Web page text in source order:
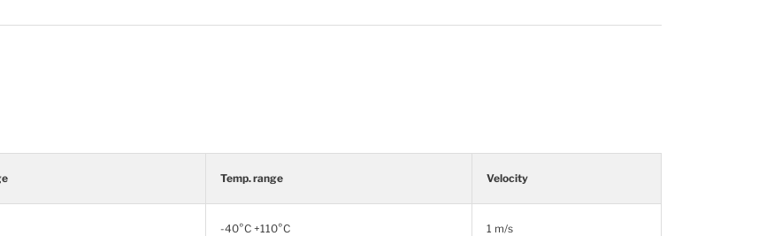
Temp. range Velocity
-40°C +110°C 1 m/s